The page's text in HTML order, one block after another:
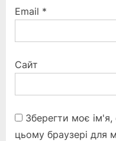
Email *
Сайт
Зберегти моє
цьому браузері для